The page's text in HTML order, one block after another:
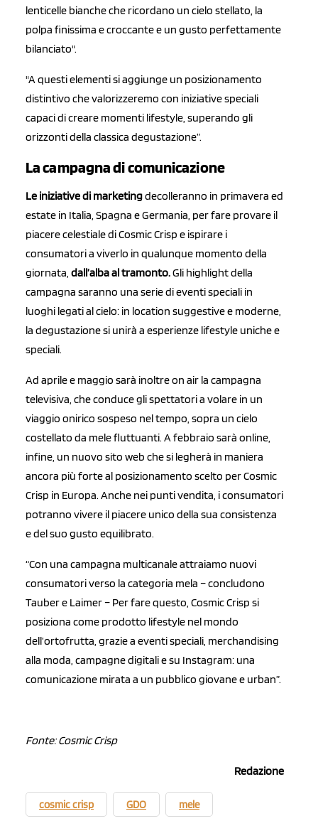
lenticelle bianche che ricordano un cielo stellato, la
polpa finissima e croccante e un gusto perfettamente
bilanciato".
"A questi elementi si aggiunge un posizionamento
distintivo che valorizzeremo con iniziative speciali
capaci di creare momenti lifestyle, superando gli
orizzonti della classica degustazione”.
La campagna di comunicazione
Le iniziative di marketingdecolleranno in primavera ed
estate in Italia, Spagna e Germania, per fare provare il
piacere celestiale di Cosmic Crisp e ispirare i
consumatori a viverlo in qualunque momento della
giornata, dall’alba al tramonto.Gli highlight della
campagna saranno una serie di eventi speciali in
luoghi legati al cielo: in location suggestive e moderne,
la degustazione si unirà a esperienze lifestyle uniche e
speciali.
Ad aprile e maggio sarà inoltre on air la campagna
televisiva, che conduce gli spettatori a volare in un
viaggio onirico sospeso nel tempo, sopra un cielo
costellato da mele fluttuanti. A febbraio sarà online,
infine, un nuovo sito web che si legherà in maniera
ancora più forte al posizionamento scelto per Cosmic
Crisp in Europa. Anche nei punti vendita, i consumatori
potranno vivere il piacere unico della sua consistenza
e del suo gusto equilibrato.
“Con una campagna multicanale attraiamo nuovi
consumatori verso la categoria mela – concludono
Tauber e Laimer – Per fare questo, Cosmic Crisp si
posiziona come prodotto lifestyle nel mondo
dell’ortofrutta, grazie a eventi speciali, merchandising
alla moda, campagne digitali e su Instagram: una
comunicazione mirata a un pubblico giovane e urban”.
Fonte: Cosmic Crisp
Redazione
cosmic crisp GDO mele